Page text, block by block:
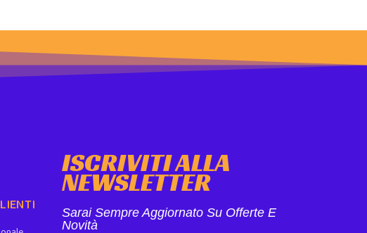
ISCRIVITI ALLA
NEWSLETTER
Sarai Sempre Aggiornato Su Offerte E
Novità